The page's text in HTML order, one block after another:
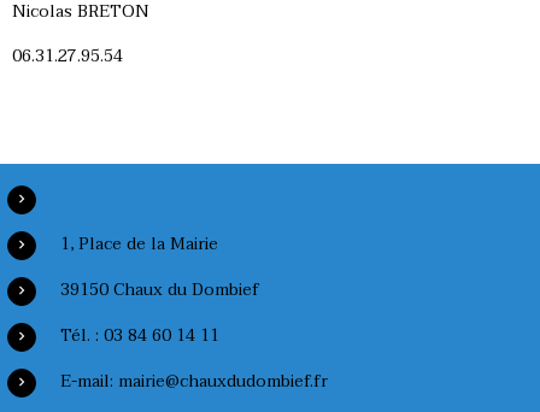
Nicolas BRETON
06.31.27.95.54
1, Place de la Mairie
39150 Chaux du Dombief
Tél. : 03 84 60 14 11
E-mail: mairie@chauxdudombief.fr